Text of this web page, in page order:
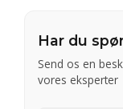
Har du
Send os en
vores eksperter